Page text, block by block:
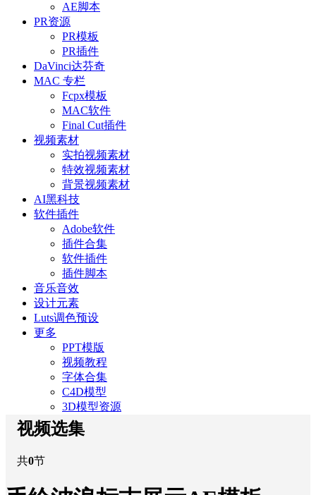
AE脚本
PR资源
PR模板
PR插件
DaVinci达芬奇
MAC 专栏
Fcpx模板
MAC软件
Final Cut插件
视频素材
实拍视频素材
特效视频素材
背景视频素材
AI黑科技
软件插件
Adobe软件
插件合集
软件插件
插件脚本
音乐音效
设计元素
Luts调色预设
更多
PPT模版
视频教程
字体合集
C4D模型
3D模型资源
视频选集
共0节